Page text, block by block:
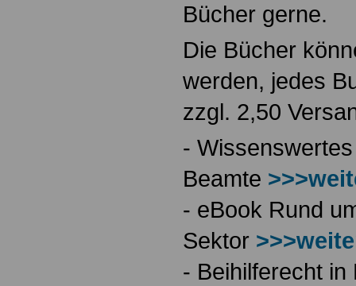
Bücher gerne.
Die Bücher
werden, jedes
zzgl. 2,50
-
Beamte
- eBook Rund
Sektor
- Beihilferecht